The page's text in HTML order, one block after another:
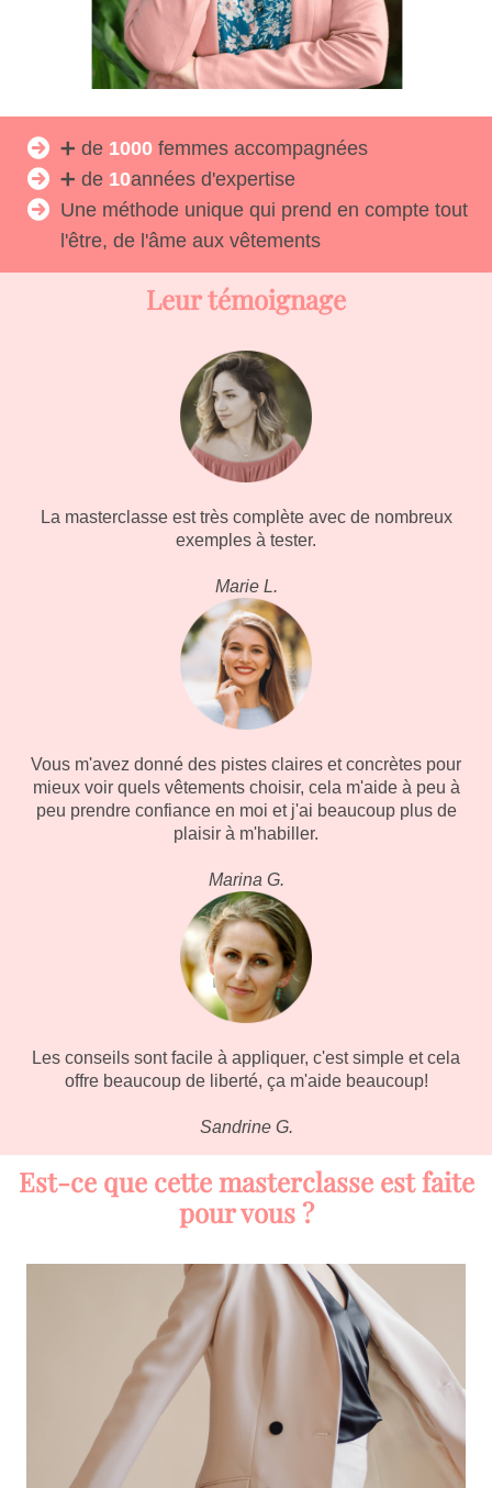
➕ de 1000 femmes accompagnées
➕ de 10années d'expertise
Une méthode unique qui prend en compte tout
l'être, de l'âme aux vêtements
Leur témoignage
La masterclasse est très complète avec de nombreux
exemples à tester.
Marie L.
Vous m'avez donné des pistes claires et concrètes pour
mieux voir quels vêtements choisir, cela m'aide à peu à
peu prendre confiance en moi et j'ai beaucoup plus de
plaisir à m'habiller.
Marina G.
Les conseils sont facile à appliquer, c'est simple et cela
offre beaucoup de liberté, ça m'aide beaucoup!
Sandrine G.
Est-ce que cette masterclasse est faite
pour vous ?